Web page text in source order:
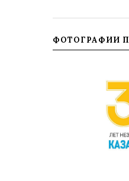
ФОТОГРАФИИ